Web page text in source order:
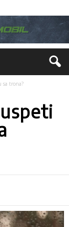
sa trona?